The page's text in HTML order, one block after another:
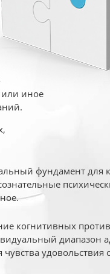
или иное
фундамент для
когнитивных
диапазон
удовольствия